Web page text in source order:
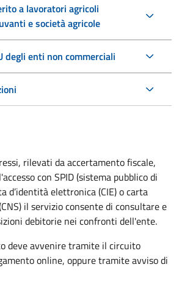
a lavoratori agricoli
e società agricole
degli enti non commerciali
rilevati da accertamento fiscale,
con SPID (sistema pubblico di
d’identità elettronica (CIE) o carta
il servizio consente di consultare e
debitorie nei confronti dell'ente.
deve avvenire tramite il circuito
online, oppure tramite avviso di